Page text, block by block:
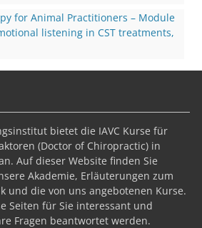
for Animal Practitioners – Module
listening in CST treatments,
bietet die IAVC Kurse für
(Doctor of Chiropractic) in
Auf dieser Website finden Sie
Akademie, Erläuterungen zum
und die von uns angebotenen Kurse.
Seiten für Sie interessant und
Fragen beantwortet werden.